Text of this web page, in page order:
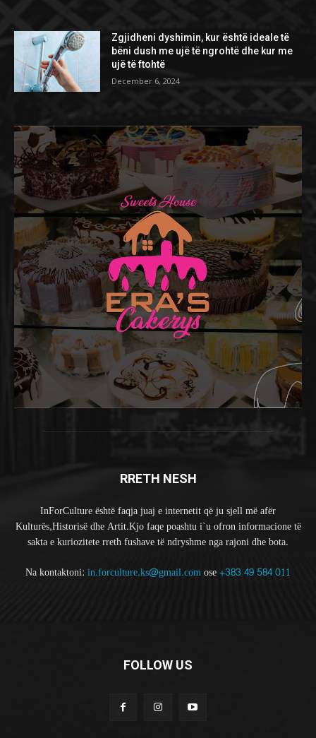
Zgjidheni dyshimin, kur është ideale të
bëni dush me ujë të ngrohtë dhe kur me
ujë të ftohtë
December 6, 2024
RRETH NESH
InForCulture është faqja juaj e internetit që ju sjell më afër
Kulturës,Historisë dhe Artit.Kjo faqe poashtu i`u ofron informacione të
sakta e kuriozitete rreth fushave të ndryshme nga rajoni dhe bota.
Na kontaktoni: in.forculture.ks@gmail.comose+383 49 584 011
FOLLOW US